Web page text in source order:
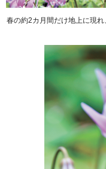
春の約2カ月間だけ地上に現